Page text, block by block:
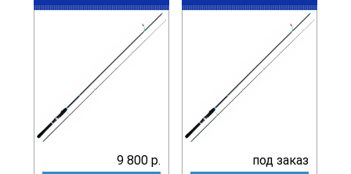
9 800 р.
под заказ